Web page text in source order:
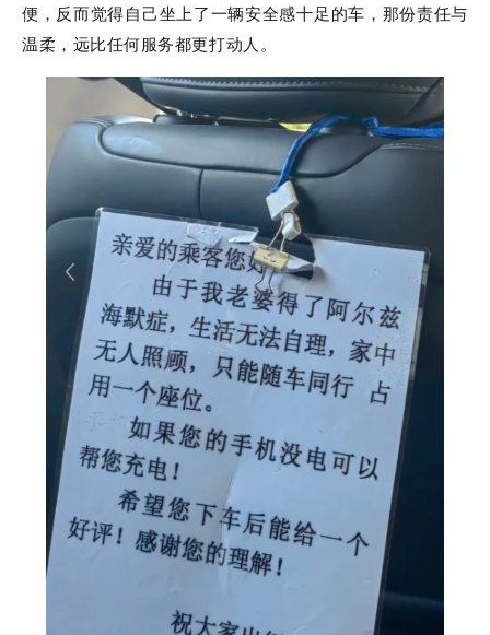
便，反而觉得自己坐上了一辆安全感十足的车，那份责任与
温柔，远比任何服务都更打动人。